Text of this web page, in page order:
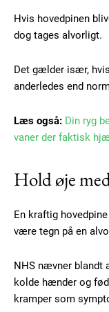
Hvis hovedpinen
dog tages alvorligt.
Det gælder især,
anderledes end
Læs også: Din ryg
vaner der faktisk
Hold øje
En kraftig
være tegn på en
NHS nævner blandt
kolde hænder og
kramper som